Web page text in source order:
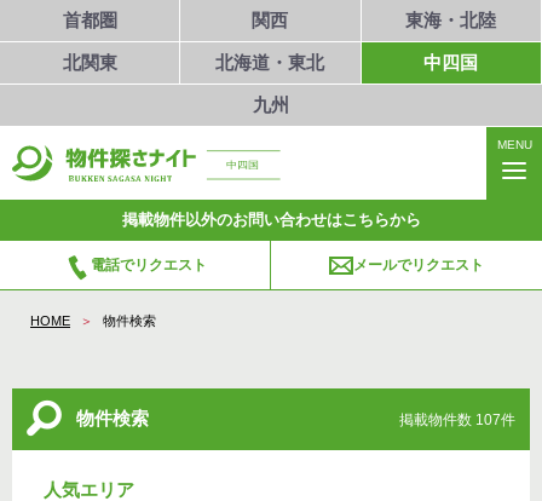
首都圏 関西 東海・北陸
北関東 北海道・東北 中四国
九州
中四国
MENU
掲載物件以外のお問い合わせはこちらから
電話でリクエスト メールでリクエスト
HOME 物件検索
物件検索 掲載物件数 107件
人気エリア